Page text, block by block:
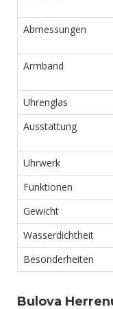
Abmessungen
Armband
Uhrenglas
Ausstattung
Uhrwerk
Funktionen
Gewicht
Wasserdichtheit
Besonderheiten
Bulova